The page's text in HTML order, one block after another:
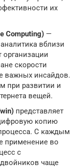
их
Computing) —
вблизи
организации
скорости
важных инсайдов.
при развитии и
вещей.
представляет
копию
С каждым
применение во
с
чаще